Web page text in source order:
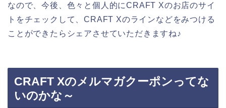
なので、今後、色々と個人的にCRAFT Xのお店のサイ
トをチェックして、CRAFT Xのラインなどをみつける
ことができたらシェアさせていただきますね♪
CRAFT Xのメルマガクーポンってな
いのかな～